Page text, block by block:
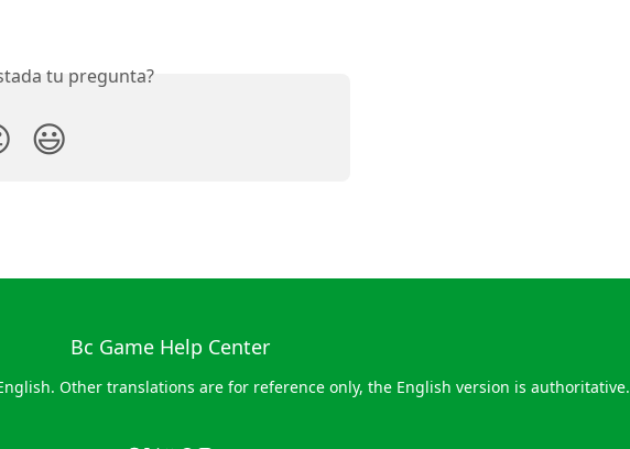
tu pregunta?
😃
Bc Game Help Center
Other translations are for reference only, the English version is authoritative.